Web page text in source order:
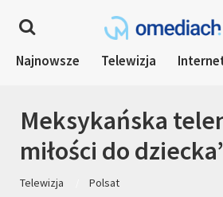
Najnowsze Telewizja
Meksykańska
miłości do
Telewizja Polsat